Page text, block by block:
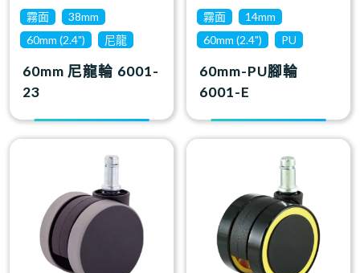
霧面
38mm
60mm (2.4")
尼龍
60mm 尼龍輪 6001-
23
霧面
14mm
60mm (2.4")
PU
60mm-PU腳輪
6001-E